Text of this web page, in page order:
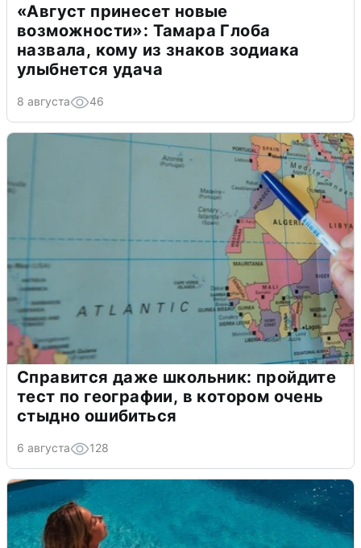
«Август принесет новые
возможности»: Тамара Глоба
назвала, кому из знаков зодиака
улыбнется удача
8 августа 46
Справится даже школьник: пройдите
тест по географии, в котором очень
стыдно ошибиться
6 августа 128